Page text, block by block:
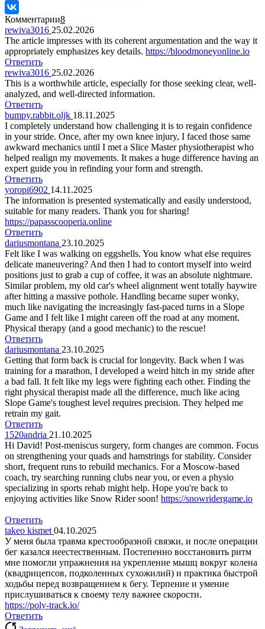
Комментарии8
rewiva3016 25.02.2026
The article impresses with its coherent argumentation and the way it
appropriately emphasizes key details. https://bloodmoneyonline.io
Ответить
rewiva3016 25.02.2026
This is a worthwhile article, especially for those seeking clear, well-
analyzed, and well-directed information.
Ответить
bumpy.rabbit.oljk 18.11.2025
I completely understand how challenging it is to regain confidence
in your stride. Once, after my own knee injury, I faced those same
awkward mechanics until I met a Slice Master physiotherapist who
helped realign my movements. It makes a huge difference having an
expert guide you in refinding your form and strength.
Ответить
yoropi6902 14.11.2025
The information is presented systematically and easily understood,
suitable for many readers. Thank you for sharing!
https://papasscooperia.online
Ответить
dariusmontana 23.10.2025
Felt like I was walking on eggshells. You know what else requires
delicate maneuvering? And then I had to contort myself into weird
positions just to grab a cup of coffee, it was an absolute nightmare.
Similar problem, my old car's wheel alignment went totally haywire
after hitting a massive pothole. Handling became super wonky,
much like navigating the increasingly fast-paced turns in a Slope
Game and I felt like I might careen off the road at any moment.
Physical therapy (and a good mechanic) to the rescue!
Ответить
dariusmontana 23.10.2025
Getting that form back is crucial for longevity. Back when I was
training for a marathon, I developed a weird hitch in my stride after
a bad fall. It felt like my legs were fighting each other. Finding the
right physical therapist made all the difference, much like acing
Slope Game's toughest level requires precision. They helped me
retrain my gait.
Ответить
1520andria 21.10.2025
Hi David! Post-meniscus surgery, form changes are common. Focus
on strengthening your quads and hamstrings for stability. Consider
short, frequent runs to rebuild mechanics. For a Moscow-based
coach, try searching running clubs near you, or even a physio
specializing in sports rehab might help. Hope you're back to
enjoying activities like Snow Rider soon! https://snowridergame.io
Ответить
takeo kismet 04.10.2025
У меня была травма крестообразной связки, и после операции
бег казался неестественным. Постепенно восстановить ритм
мне помогли упражнения на укрепление мышц вокруг колена
(квадрицепсов, подколенных сухожилий) и практика быстрой
ходьбы перед возвращением к бегу. Терпение и умение
прислушиваться к своему телу важнее скорости.
https://poly-track.io/
Ответить